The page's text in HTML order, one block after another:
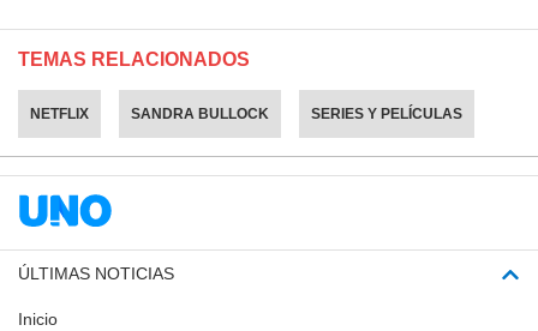
TEMAS RELACIONADOS
NETFLIX SANDRA BULLOCK SERIES Y PELÍCULAS
ÚLTIMAS NOTICIAS
Inicio